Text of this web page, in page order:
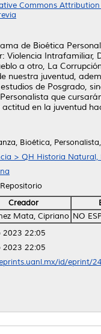
Commons
de Bioética
Violencia Intrafamiliar,
a otro, La
nuestra juventud,
de Posgrado,
que
en la juventud
Bioética,
> QH Historia Natural,
Creador
Mata, Cipriano NO
2023 22:05
2023 22:05
id/eprint/